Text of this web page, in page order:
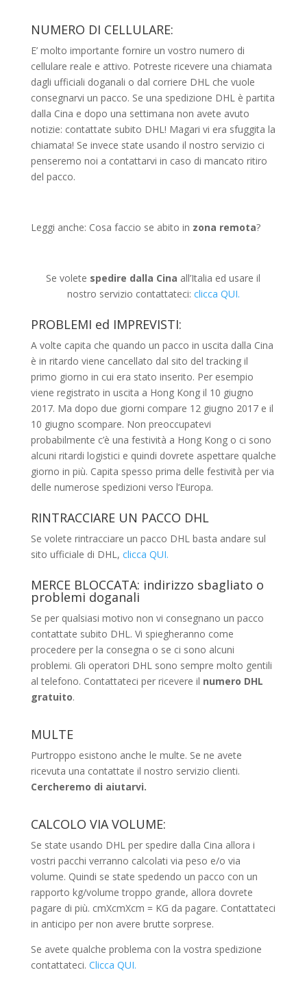
NUMERO DI CELLULARE:
E’ molto importante fornire un vostro numero di
cellulare reale e attivo. Potreste ricevere una chiamata
dagli ufficiali doganali o dal corriere DHL che vuole
consegnarvi un pacco. Se una spedizione DHL è partita
dalla Cina e dopo una settimana non avete avuto
notizie: contattate subito DHL! Magari vi era sfuggita la
chiamata! Se invece state usando il nostro servizio ci
penseremo noi a contattarvi in caso di mancato ritiro
del pacco.
Leggi anche: Cosa faccio se abito in zona remota?
Se volete spedire dalla Cina all’Italia ed usare il
nostro servizio contattateci: clicca QUI.
PROBLEMI ed IMPREVISTI:
A volte capita che quando un pacco in uscita dalla Cina
è in ritardo viene cancellato dal sito del tracking il
primo giorno in cui era stato inserito. Per esempio
viene registrato in uscita a Hong Kong il 10 giugno
2017. Ma dopo due giorni compare 12 giugno 2017 e il
10 giugno scompare. Non preoccupatevi
probabilmente c’è una festività a Hong Kong o ci sono
alcuni ritardi logistici e quindi dovrete aspettare qualche
giorno in più. Capita spesso prima delle festività per via
delle numerose spedizioni verso l’Europa.
RINTRACCIARE UN PACCO DHL
Se volete rintracciare un pacco DHL basta andare sul
sito ufficiale di DHL, clicca QUI.
MERCE BLOCCATA: indirizzo sbagliato o
problemi doganali
Se per qualsiasi motivo non vi consegnano un pacco
contattate subito DHL. Vi spiegheranno come
procedere per la consegna o se ci sono alcuni
problemi. Gli operatori DHL sono sempre molto gentili
al telefono. Contattateci per ricevere il numero DHL
gratuito.
MULTE
Purtroppo esistono anche le multe. Se ne avete
ricevuta una contattate il nostro servizio clienti.
Cercheremo di aiutarvi.
CALCOLO VIA VOLUME:
Se state usando DHL per spedire dalla Cina allora i
vostri pacchi verranno calcolati via peso e/o via
volume. Quindi se state spedendo un pacco con un
rapporto kg/volume troppo grande, allora dovrete
pagare di più. cmXcmXcm = KG da pagare. Contattateci
in anticipo per non avere brutte sorprese.
Se avete qualche problema con la vostra spedizione
contattateci. Clicca QUI.